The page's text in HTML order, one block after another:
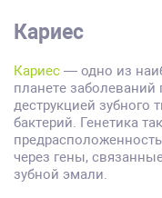
Кариес
Кариес — одно из
планете заболеваний
деструкцией зубного
бактерий. Генетика
через гены,
зубной эмали.